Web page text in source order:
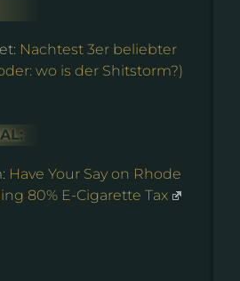
Nachtest 3er beliebter
wo is der Shitstorm?)
Have Your Say on Rhode
80% E-Cigarette Tax